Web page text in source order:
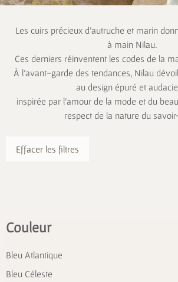
Les cuirs précieux d’autruche et marin
à main Nilau.
Ces derniers réinventent les codes de la
À l’avant-garde des tendances, Nilau
au design épuré et
inspirée par l’amour de la mode et du
respect de la nature du
Effacer les filtres
Couleur
Bleu Atlantique
Bleu Céleste